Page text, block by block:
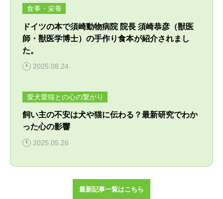
食事・栄養
ドイツの本で須崎動物病院 院長 須崎恭彦（獣医
師・獣医学博士）の手作り食本が紹介されまし
た。
2025.08.24
愛犬愛猫との心の繋がり
飼い主の不安は犬や猫に伝わる？最新研究でわか
った心の影響
2025.05.26
最新記事一覧はこちら